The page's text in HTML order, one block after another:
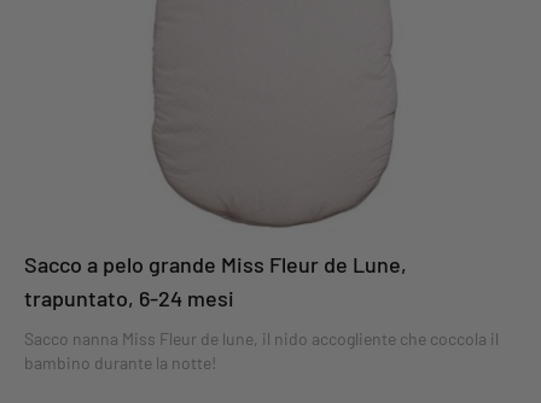
Sacco a pelo grande Miss Fleur de Lune,
trapuntato, 6-24 mesi
Sacco nanna Miss Fleur de lune, il nido accogliente che coccola il
bambino durante la notte!